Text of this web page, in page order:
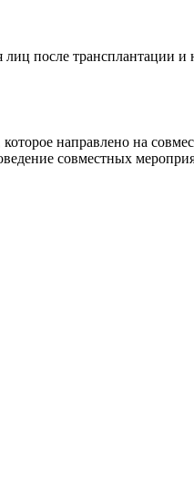
после трансплантации и
направлено на
совместных